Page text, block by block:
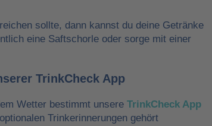
sollte, dann kannst du deine Getränke
eine Saftschorle oder sorge mit einer
TrinkCheck App
Wetter bestimmt unsere TrinkCheck App
Trinkerinnerungen gehört